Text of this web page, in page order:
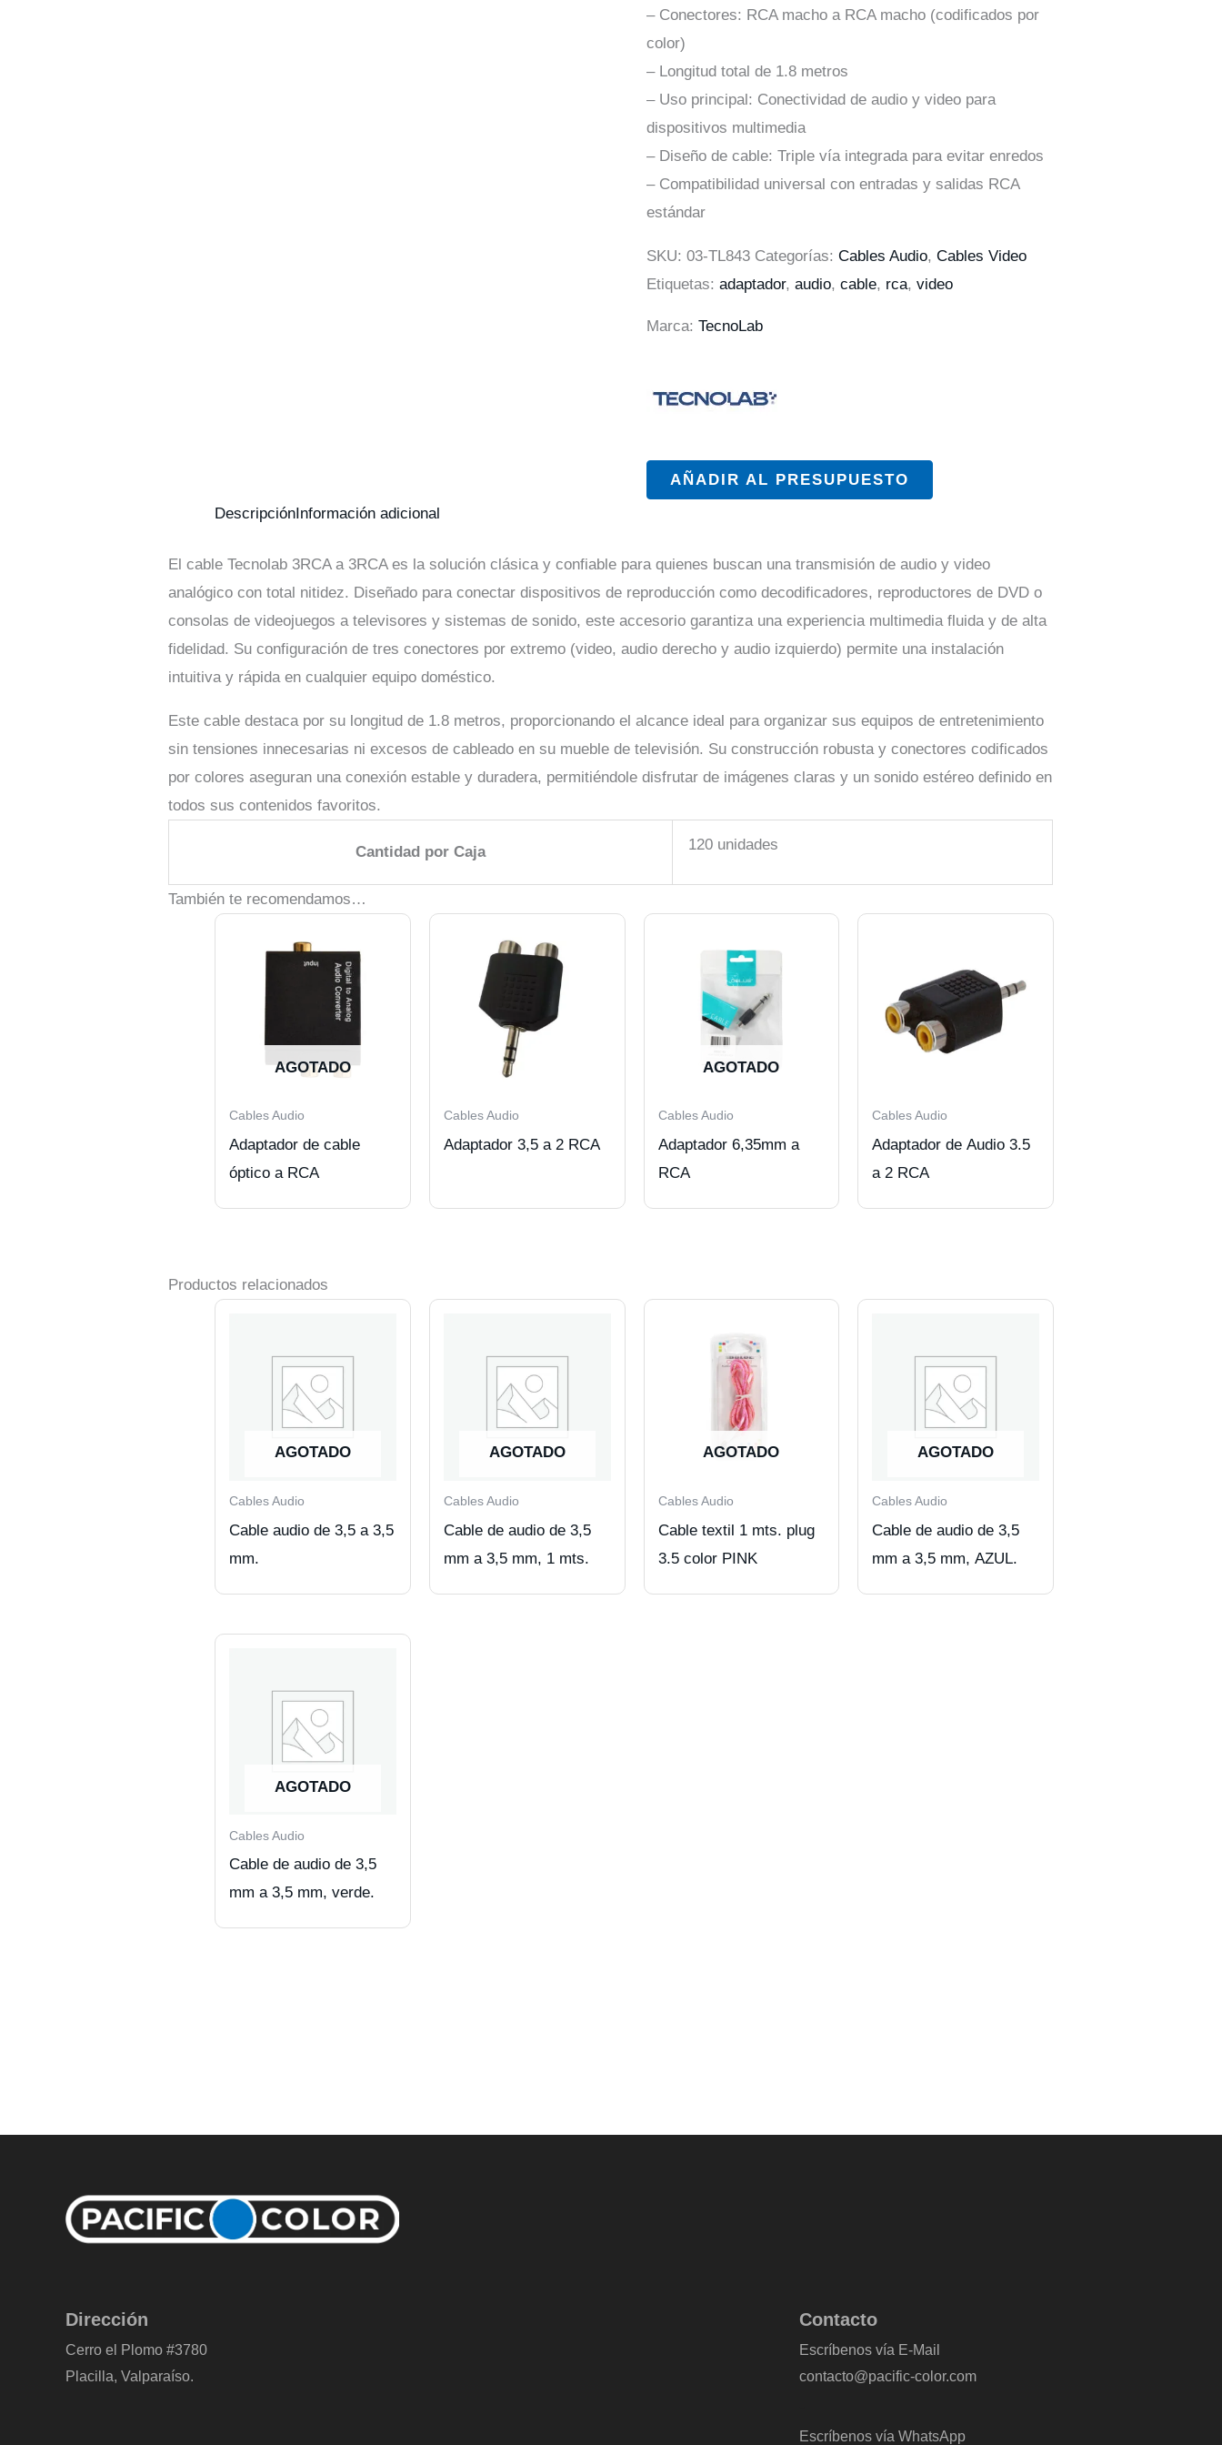
– Conectores: RCA macho a RCA macho (codificados por
color)
– Longitud total de 1.8 metros
– Uso principal: Conectividad de audio y video para
dispositivos multimedia
– Diseño de cable: Triple vía integrada para evitar enredos
– Compatibilidad universal con entradas y salidas RCA
estándar
SKU: 03-TL843 Categorías: Cables Audio, Cables Video
Etiquetas: adaptador, audio, cable, rca, video
Marca: TecnoLab
AÑADIR AL PRESUPUESTO
DescripciónInformación adicional
El cable Tecnolab 3RCA a 3RCA es la solución clásica y confiable para quienes buscan una transmisión de audio y video
analógico con total nitidez. Diseñado para conectar dispositivos de reproducción como decodificadores, reproductores de DVD o
consolas de videojuegos a televisores y sistemas de sonido, este accesorio garantiza una experiencia multimedia fluida y de alta
fidelidad. Su configuración de tres conectores por extremo (video, audio derecho y audio izquierdo) permite una instalación
intuitiva y rápida en cualquier equipo doméstico.
Este cable destaca por su longitud de 1.8 metros, proporcionando el alcance ideal para organizar sus equipos de entretenimiento
sin tensiones innecesarias ni excesos de cableado en su mueble de televisión. Su construcción robusta y conectores codificados
por colores aseguran una conexión estable y duradera, permitiéndole disfrutar de imágenes claras y un sonido estéreo definido en
todos sus contenidos favoritos.
Cantidad por Caja 120 unidades
También te recomendamos…
AGOTADO
Cables Audio
Adaptador de cable
óptico a RCA
Cables Audio
Adaptador 3,5 a 2 RCA
AGOTADO
Cables Audio
Adaptador 6,35mm a
RCA
Cables Audio
Adaptador de Audio 3.5
a 2 RCA
Productos relacionados
AGOTADO
Cables Audio
Cable audio de 3,5 a 3,5
mm.
AGOTADO
Cables Audio
Cable de audio de 3,5
mm a 3,5 mm, 1 mts.
AGOTADO
Cables Audio
Cable textil 1 mts. plug
3.5 color PINK
AGOTADO
Cables Audio
Cable de audio de 3,5
mm a 3,5 mm, AZUL.
AGOTADO
Cables Audio
Cable de audio de 3,5
mm a 3,5 mm, verde.
Dirección
Cerro el Plomo #3780
Placilla, Valparaíso.
Contacto
Escríbenos vía E-Mail
contacto@pacific-color.com
Escríbenos vía WhatsApp